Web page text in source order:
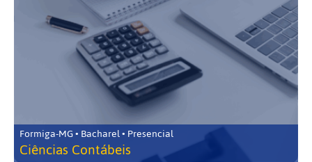
Formiga-MG • Bacharel • Presencial
Ciências Contábeis